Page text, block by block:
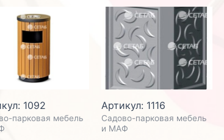
1092
парковая мебель
Артикул: 1116
Садово-парковая мебель
и МАФ